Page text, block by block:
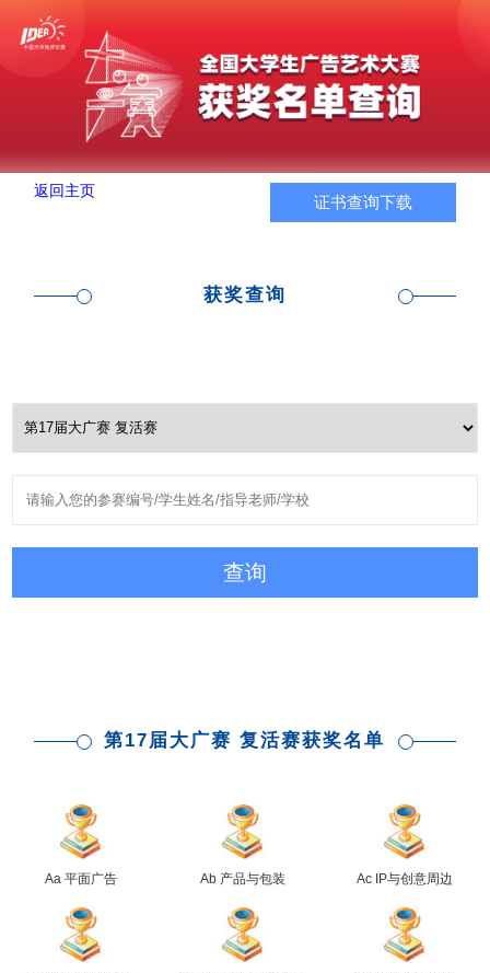
返回主页
证书查询下载
获奖查询
查询
第17届大广赛 复活赛获奖名单
Aa 平面广告 Ab 产品与包装 Ac IP与创意周边